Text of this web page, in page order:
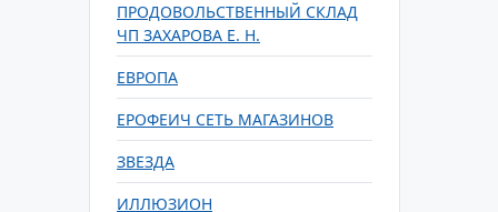
ПРОДОВОЛЬСТВЕННЫЙ СКЛАД
ЧП ЗАХАРОВА Е. Н.
ЕВРОПА
ЕРОФЕИЧ СЕТЬ МАГАЗИНОВ
ЗВЕЗДА
ИЛЛЮЗИОН